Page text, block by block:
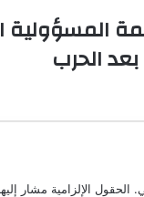
المسؤولية
الحرب
الحقول الإلزامية مشار